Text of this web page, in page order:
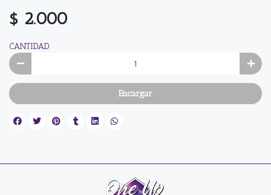
$ 2.000
CANTIDAD
Encargar